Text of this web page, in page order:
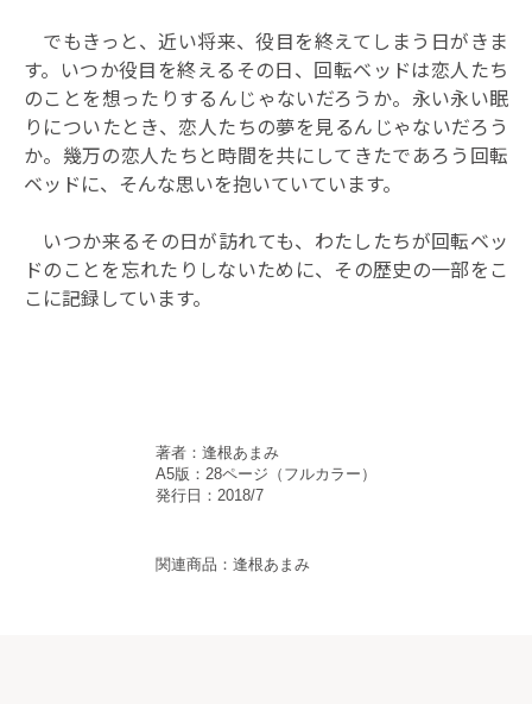
でもきっと、近い将来、役目を終えてしまう日がきま
す。いつか役目を終えるその日、回転ベッドは恋人たち
のことを想ったりするんじゃないだろうか。永い永い眠
りについたとき、恋人たちの夢を見るんじゃないだろう
か。幾万の恋人たちと時間を共にしてきたであろう回転
ベッドに、そんな思いを抱いていています。
いつか来るその日が訪れても、わたしたちが回転ベッ
ドのことを忘れたりしないために、その歴史の一部をこ
こに記録しています。
著者：逢根あまみ
A5版：28ページ（フルカラー）
発行日：2018/7
関連商品： 逢根あまみ